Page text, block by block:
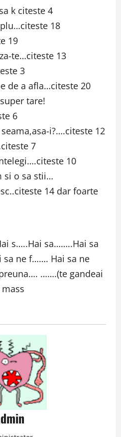
k citeste 4
18
19
te…citeste 13
3
de a afla…citeste 20
tare!
6
i?….citeste 12
7
10
si o sa stii…
14 dar foarte
s…..Hai sa……..Hai sa
ne f……. Hai sa ne
…….(te gandeai